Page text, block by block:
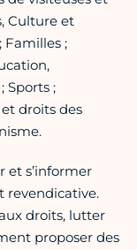
Culture et
Familles ;
Sports ;
droits des
et s’informer
revendicative.
droits, lutter
proposer des